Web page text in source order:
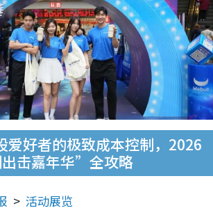
好者的极致成本控制，2026
击嘉年华”全攻略
活动展览